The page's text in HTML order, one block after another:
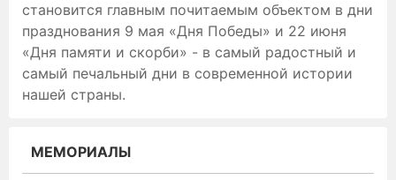
становится главным почитаемым объектом в дни
празднования 9 мая «Дня Победы» и 22 июня
«Дня памяти и скорби» - в самый радостный и
самый печальный дни в современной истории
нашей страны.
МЕМОРИАЛЫ